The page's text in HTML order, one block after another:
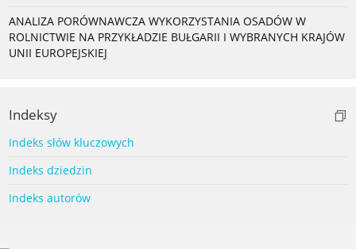
ANALIZA PORÓWNAWCZA WYKORZYSTANIA OSADÓW W
ROLNICTWIE NA PRZYKŁADZIE BUŁGARII I WYBRANYCH KRAJÓW
UNII EUROPEJSKIEJ
Indeksy
Indeks słów kluczowych
Indeks dziedzin
Indeks autorów